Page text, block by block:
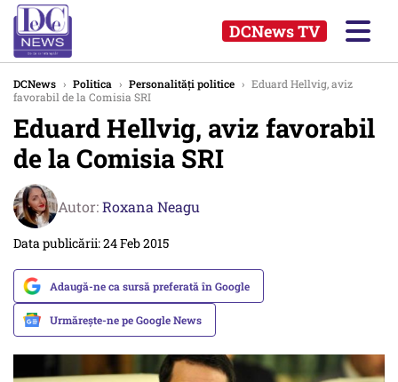
DCNews TV
DCNews › Politica › Personalități politice › Eduard Hellvig, aviz
favorabil de la Comisia SRI
Eduard Hellvig, aviz favorabil
de la Comisia SRI
Autor:Roxana Neagu
Data publicării: 24 Feb 2015
Adaugă-ne ca sursă preferată în Google
Urmărește-ne pe Google News